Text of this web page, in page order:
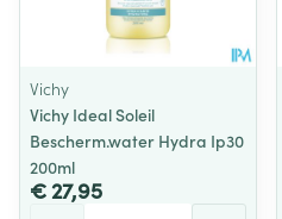
Vichy
Vichy Ideal Soleil
Bescherm.water Hydra Ip30
200ml
€ 27,95